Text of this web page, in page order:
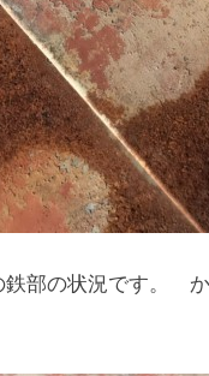
鉄部の状況です。